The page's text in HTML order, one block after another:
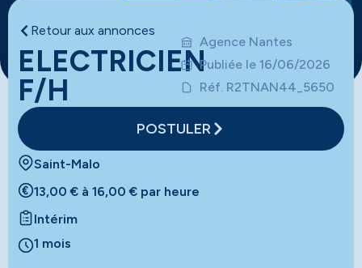
Retour aux annonces
ELECTRICIEN
F/H
Agence Nantes
Publiée le 16/06/2026
Réf. R2TNAN44_5650
POSTULER
Saint-Malo
13,00 € à 16,00 € par heure
Intérim
1 mois